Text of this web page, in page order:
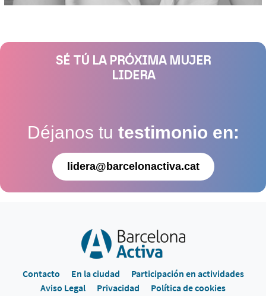
SÉ TÚ LA PRÓXIMA MUJER
LIDERA
Déjanos tu testimonio en:
lidera@barcelonactiva.cat
Contacto En la ciudad
Participación en actividades
Aviso Legal
Privacidad Política de cookies